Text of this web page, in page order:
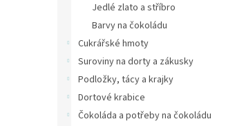
Jedlé zlato a stříbro
Barvy na čokoládu
Cukrářské hmoty
Suroviny na dorty a zákusky
Podložky, tácy a krajky
Dortové krabice
Čokoláda a potřeby na čokoládu